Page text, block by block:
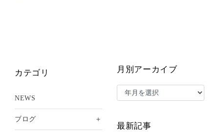
カテゴリ
NEWS
ブログ ＋
月別アーカイブ
最新記事